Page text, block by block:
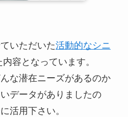
いただいた活動的なシニ
容となっています。
な潜在ニーズがあるのか
データがありましたの
活用下さい。